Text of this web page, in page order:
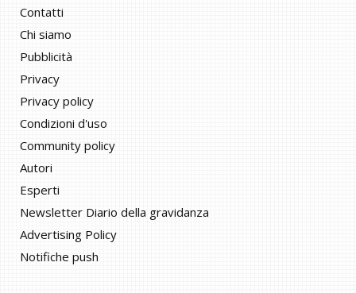
Contatti
Chi siamo
Pubblicità
Privacy
Privacy policy
Condizioni d'uso
Community policy
Autori
Esperti
Newsletter Diario della gravidanza
Advertising Policy
Notifiche push